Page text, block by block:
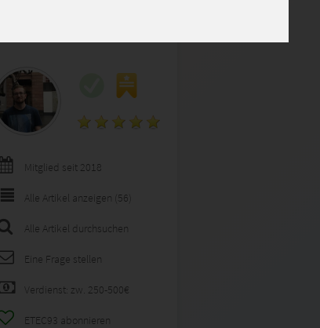
Mitglied seit 2018
Alle Artikel anzeigen (56)
Alle Artikel durchsuchen
Eine Frage stellen
Verdienst: zw. 250-500€
ETEC93 abonnieren